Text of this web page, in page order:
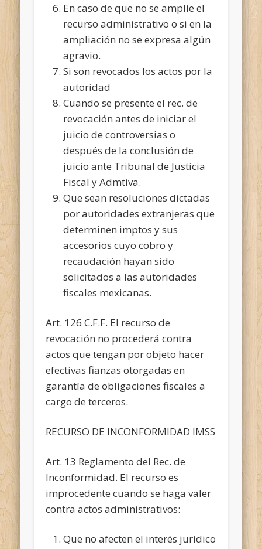
En caso de que no se amplíe el
recurso administrativo o si en la
ampliación no se expresa algún
agravio.
Si son revocados los actos por la
autoridad
Cuando se presente el rec. de
revocación antes de iniciar el
juicio de controversias o
después de la conclusión de
juicio ante Tribunal de Justicia
Fiscal y Admtiva.
Que sean resoluciones dictadas
por autoridades extranjeras que
determinen imptos y sus
accesorios cuyo cobro y
recaudación hayan sido
solicitados a las autoridades
fiscales mexicanas.
Art. 126 C.F.F. El recurso de
revocación no procederá contra
actos que tengan por objeto hacer
efectivas fianzas otorgadas en
garantía de obligaciones fiscales a
cargo de terceros.
RECURSO DE INCONFORMIDAD IMSS
Art. 13 Reglamento del Rec. de
Inconformidad. El recurso es
improcedente cuando se haga valer
contra actos administrativos:
Que no afecten el interés jurídico